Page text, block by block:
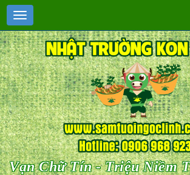
Vạn Chữ Tín - Triệu Niềm